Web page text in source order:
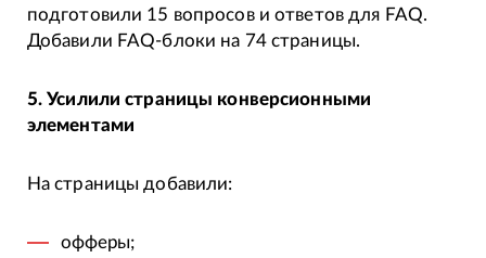
подготовили 15 вопросов и ответов для FAQ.
Добавили FAQ-блоки на 74 страницы.
5. Усилили страницы конверсионными
элементами
На страницы добавили:
офферы;